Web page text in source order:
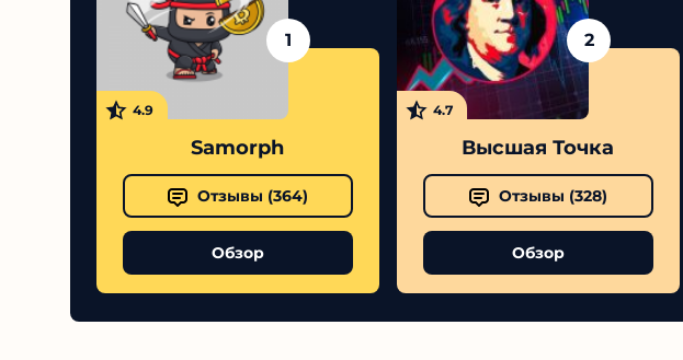
1
4.9
Samorph
Отзывы (364)
Обзор
2
4.7
Высшая Точка
Отзывы (328)
Обзор